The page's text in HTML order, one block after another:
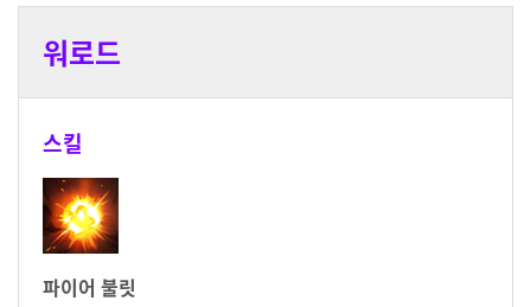
워로드
스킬
파이어 불릿